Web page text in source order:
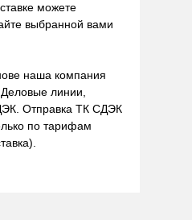
можете
выбранной вами
наша компания
линии,
Отправка ТК СДЭК
по тарифам